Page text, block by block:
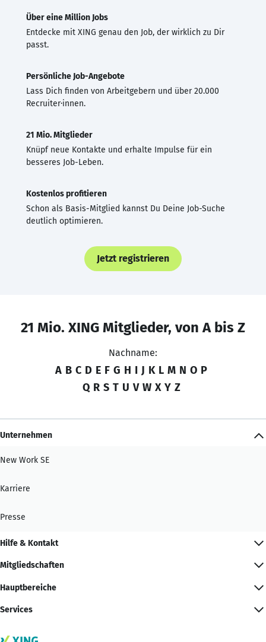
Über eine Million Jobs
Entdecke mit XING genau den Job, der wirklich zu Dir
passt.
Persönliche Job-Angebote
Lass Dich finden von Arbeitgebern und über 20.000
Recruiter·innen.
21 Mio. Mitglieder
Knüpf neue Kontakte und erhalte Impulse für ein
besseres Job-Leben.
Kostenlos profitieren
Schon als Basis-Mitglied kannst Du Deine Job-Suche
deutlich optimieren.
Jetzt registrieren
21 Mio. XING Mitglieder, von A bis Z
Nachname:
A B C D E F G H I J K L M N O P
Q R S T U V W X Y Z
Unternehmen
New Work SE
Karriere
Presse
Hilfe & Kontakt
Mitgliedschaften
Hauptbereiche
Services